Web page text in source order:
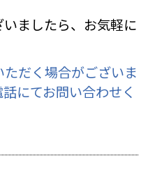
ましたら、お気軽に
だく場合がございま
にてお問い合わせく